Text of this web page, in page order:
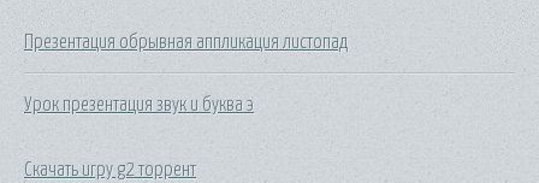
Презентация обрывная аппликация листопад
Урок презентация звук и буква э
Скачать игру g2 торрент